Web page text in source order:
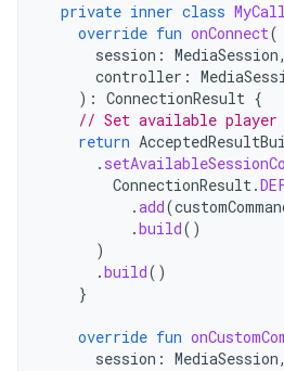
private inner class
override fun onConnect(
session : MediaSession,
controller :
): ConnectionResult {
// Set available player
return
.
ConnectionResult.
.add(
.build()
)
.build()
}
override fun
session : MediaSession,